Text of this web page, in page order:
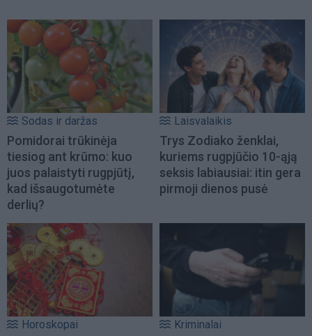
Sodas ir daržas
Pomidorai trūkinėja
tiesiog ant krūmo: kuo
juos palaistyti rugpjūtį,
kad išsaugotumėte
derlių?
Laisvalaikis
Trys Zodiako ženklai,
kuriems rugpjūčio 10-ąją
seksis labiausiai: itin gera
pirmoji dienos pusė
Horoskopai Kriminalai